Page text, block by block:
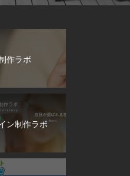
作ラボ
ン制作ラボ